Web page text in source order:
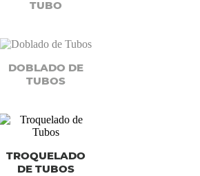
TUBO
DOBLADO DE
TUBOS
TROQUELADO
DE TUBOS